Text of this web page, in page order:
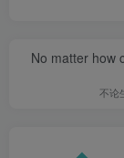
No matter how
不论